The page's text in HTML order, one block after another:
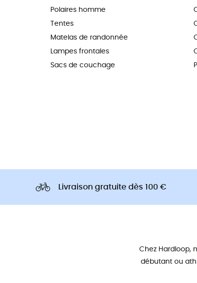
Polaires homme
Tentes
Matelas de randonnée
Lampes frontales
Sacs de couchage
Livraison gratuite dès 100 €
Chez Hardloop,
débutant ou